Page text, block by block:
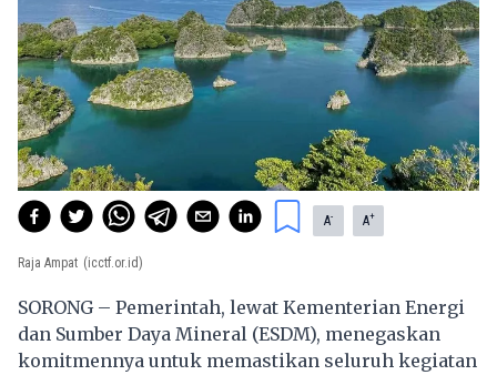
A- A+
Raja Ampat (icctf.or.id)
SORONG – Pemerintah, lewat Kementerian Energi
dan Sumber Daya Mineral (ESDM), menegaskan
komitmennya untuk memastikan seluruh kegiatan